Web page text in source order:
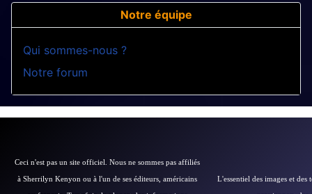
Notre équipe
Qui sommes-nous ?
Notre forum
Ceci n'est pas un site officiel. Nous ne sommes pas affiliés
à Sherrilyn Kenyon ou à l'un de ses éditeurs, américains L'essentiel des images et